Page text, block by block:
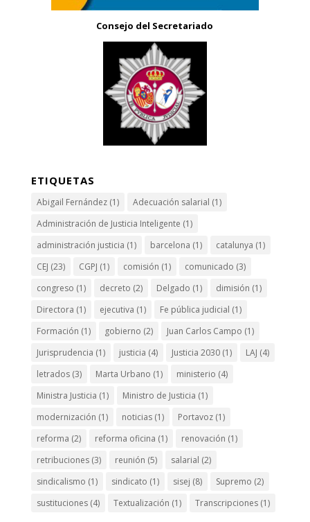
Consejo del Secretariado
ETIQUETAS
Abigail Fernández(1) Adecuación salarial (1)
Administración de Justicia Inteligente (1)
administración justicia (1) barcelona (1) catalunya (1)
CEJ (23) CGPJ (1) comisión (1) comunicado (3)
congreso (1) decreto (2) Delgado (1) dimisión (1)
Directora (1) ejecutiva (1) Fe pública judicial (1)
Formación (1) gobierno (2) Juan Carlos Campo (1)
Jurisprudencia (1) justicia (4) Justicia 2030(1) LAJ (4)
letrados(3) Marta Urbano (1) ministerio (4)
Ministra Justicia (1) Ministro de Justicia (1)
modernización (1) noticias(1) Portavoz(1)
reforma (2) reforma oficina (1) renovación (1)
retribuciones(3) reunión (5) salarial (2)
sindicalismo (1) sindicato (1) sisej (8) Supremo (2)
sustituciones(4) Textualización (1) Transcripciones(1)